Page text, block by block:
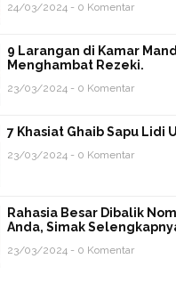
24/03/2024 - 0 Komentar
9 Larangan di Kamar
Menghambat Rezeki.
23/03/2024 - 0 Komentar
7 Khasiat Ghaib Sapu Lidi
23/03/2024 - 0 Komentar
Rahasia Besar Dibalik
Anda, Simak
23/03/2024 - 0 Komentar